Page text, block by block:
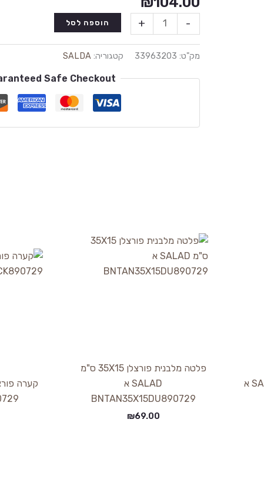
-
+ הוספה לסל
מק"ט: 33963203 קטגוריה:SALDA
Safe Checkout
פלטה אובלית 26 ס"מ SALADA א
פלטה מלבנית פורצלן 35X15 ס"מ
SALAD א
BNTAN35X15DU890729
₪69.00